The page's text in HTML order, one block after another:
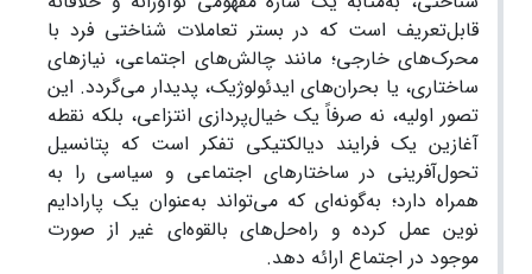
قابل‌تعریف است که در بستر تعاملات شناختی فرد با
محرک‌های خارجی؛ مانند چالش‌های اجتماعی، نیازهای
ساختاری، یا بحران‌های ایدئولوژیک، پدیدار می‌گردد. این
تصور اولیه، نه صرفاً یک خیال‌پردازی انتزاعی، بلکه نقطه
آغازین یک فرایند دیالکتیکی تفکر است که پتانسیل
تحول‌آفرینی در ساختارهای اجتماعی و سیاسی را به
همراه دارد؛ به‌گونه‌ای که می‌تواند به‌عنوان یک پارادایم
نوین عمل کرده و راه‌حل‌های بالقوه‌ای غیر از صورت
موجود در اجتماع ارائه دهد.